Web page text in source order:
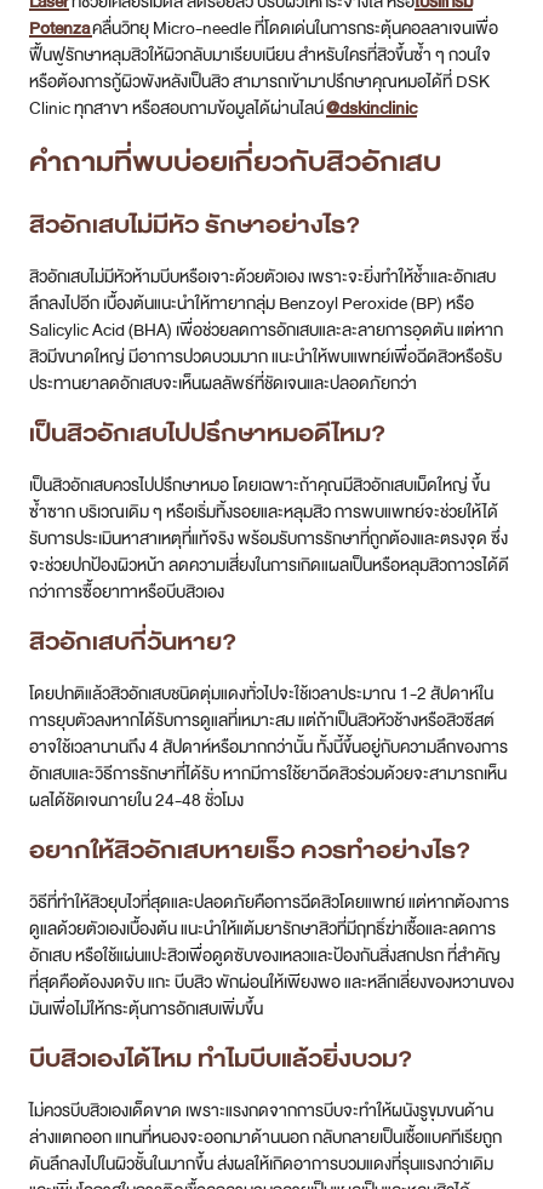
Potenzaคลื่นวิทยุ Micro-needle ที่โดดเด่นในการกระตุ้นคอลลาเจนเพื่อ
ฟื้นฟูรักษาหลุมสิวให้ผิวกลับมาเรียบเนียน สำหรับใครที่สิวขึ้นซ้ำ ๆ กวนใจ
หรือต้องการกู้ผิวพังหลังเป็นสิว สามารถเข้ามาปรึกษาคุณหมอได้ที่ DSK
Clinic ทุกสาขา หรือสอบถามข้อมูลได้ผ่านไลน์@dskinclinic
คำถามที่พบบ่อยเกี่ยวกับสิวอักเสบ
สิวอักเสบไม่มีหัว รักษาอย่างไร?
สิวอักเสบไม่มีหัวห้ามบีบหรือเจาะด้วยตัวเอง เพราะจะยิ่งทำให้ช้ำและอักเสบ
ลึกลงไปอีก เบื้องต้นแนะนำให้ทายากลุ่ม Benzoyl Peroxide (BP) หรือ
Salicylic Acid (BHA) เพื่อช่วยลดการอักเสบและละลายการอุดตัน แต่หาก
สิวมีขนาดใหญ่ มีอาการปวดบวมมาก แนะนำให้พบแพทย์เพื่อฉีดสิวหรือรับ
ประทานยาลดอักเสบจะเห็นผลลัพธ์ที่ชัดเจนและปลอดภัยกว่า
เป็นสิวอักเสบไปปรึกษาหมอดีไหม?
เป็นสิวอักเสบควรไปปรึกษาหมอ โดยเฉพาะถ้าคุณมีสิวอักเสบเม็ดใหญ่ ขึ้น
ซ้ำซาก บริเวณเดิม ๆ หรือเริ่มทิ้งรอยและหลุมสิว การพบแพทย์จะช่วยให้ได้
รับการประเมินหาสาเหตุที่แท้จริง พร้อมรับการรักษาที่ถูกต้องและตรงจุด ซึ่ง
จะช่วยปกป้องผิวหน้า ลดความเสี่ยงในการเกิดแผลเป็นหรือหลุมสิวถาวรได้ดี
กว่าการซื้อยาทาหรือบีบสิวเอง
สิวอักเสบกี่วันหาย?
โดยปกติแล้วสิวอักเสบชนิดตุ่มแดงทั่วไปจะใช้เวลาประมาณ 1-2 สัปดาห์ใน
การยุบตัวลงหากได้รับการดูแลที่เหมาะสม แต่ถ้าเป็นสิวหัวช้างหรือสิวซีสต์
อาจใช้เวลานานถึง 4 สัปดาห์หรือมากกว่านั้น ทั้งนี้ขึ้นอยู่กับความลึกของการ
อักเสบและวิธีการรักษาที่ได้รับ หากมีการใช้ยาฉีดสิวร่วมด้วยจะสามารถเห็น
ผลได้ชัดเจนภายใน 24-48 ชั่วโมง
อยากให้สิวอักเสบหายเร็ว ควรทำอย่างไร?
วิธีที่ทำให้สิวยุบไวที่สุดและปลอดภัยคือการฉีดสิวโดยแพทย์ แต่หากต้องการ
ดูแลด้วยตัวเองเบื้องต้น แนะนำให้แต้มยารักษาสิวที่มีฤทธิ์ฆ่าเชื้อและลดการ
อักเสบ หรือใช้แผ่นแปะสิวเพื่อดูดซับของเหลวและป้องกันสิ่งสกปรก ที่สำคัญ
ที่สุดคือต้องงดจับ แกะ บีบสิว พักผ่อนให้เพียงพอ และหลีกเลี่ยงของหวานของ
มันเพื่อไม่ให้กระตุ้นการอักเสบเพิ่มขึ้น
บีบสิวเองได้ไหม ทำไมบีบแล้วยิ่งบวม?
ไม่ควรบีบสิวเองเด็ดขาด เพราะแรงกดจากการบีบจะทำให้ผนังรูขุมขนด้าน
ล่างแตกออก แทนที่หนองจะออกมาด้านนอก กลับกลายเป็นเชื้อแบคทีเรียถูก
ดันลึกลงไปในผิวชั้นในมากขึ้น ส่งผลให้เกิดอาการบวมแดงที่รุนแรงกว่าเดิม